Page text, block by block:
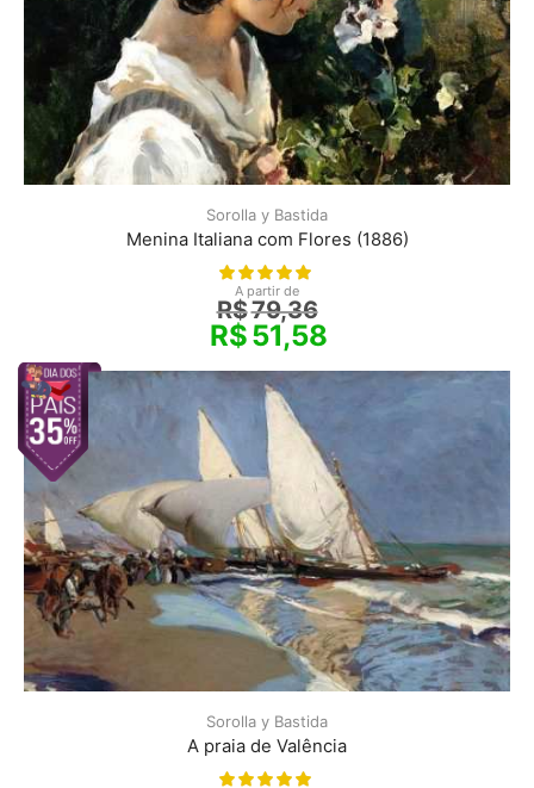
Sorolla y Bastida
Menina Italiana com Flores (1886)
A partir de
R$79,36
R$51,58
Sorolla y Bastida
A praia de Valência